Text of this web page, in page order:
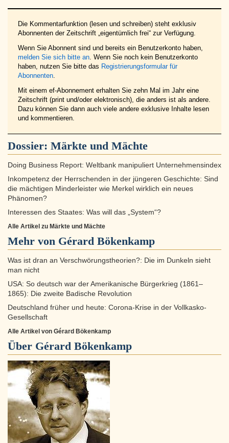
Die Kommentarfunktion (lesen und schreiben) steht exklusiv
Abonnenten der Zeitschrift „eigentümlich frei“ zur Verfügung.
Wenn Sie Abonnent sind und bereits ein Benutzerkonto haben,
melden Sie sich bitte an. Wenn Sie noch kein Benutzerkonto
haben, nutzen Sie bitte das Registrierungsformular für
Abonnenten.
Mit einem ef-Abonnement erhalten Sie zehn Mal im Jahr eine
Zeitschrift (print und/oder elektronisch), die anders ist als andere.
Dazu können Sie dann auch viele andere exklusive Inhalte lesen
und kommentieren.
Dossier: Märkte und Mächte
Doing Business Report: Weltbank manipuliert Unternehmensindex
Inkompetenz der Herrschenden in der jüngeren Geschichte: Sind
die mächtigen Minderleister wie Merkel wirklich ein neues
Phänomen?
Interessen des Staates: Was will das „System“?
Alle Artikel zu Märkte und Mächte
Mehr von Gérard Bökenkamp
Was ist dran an Verschwörungstheorien?: Die im Dunkeln sieht
man nicht
USA: So deutsch war der Amerikanische Bürgerkrieg (1861–
1865): Die zweite Badische Revolution
Deutschland früher und heute: Corona-Krise in der Vollkasko-
Gesellschaft
Alle Artikel von Gérard Bökenkamp
Über Gérard Bökenkamp